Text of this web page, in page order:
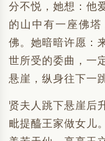
分不悦，她想：他
的山中有一座佛
佛。她暗暗许愿：
世所受的委曲，一
悬崖，纵身往下一
贤夫人跳下悬崖后
毗提醯王家做女儿